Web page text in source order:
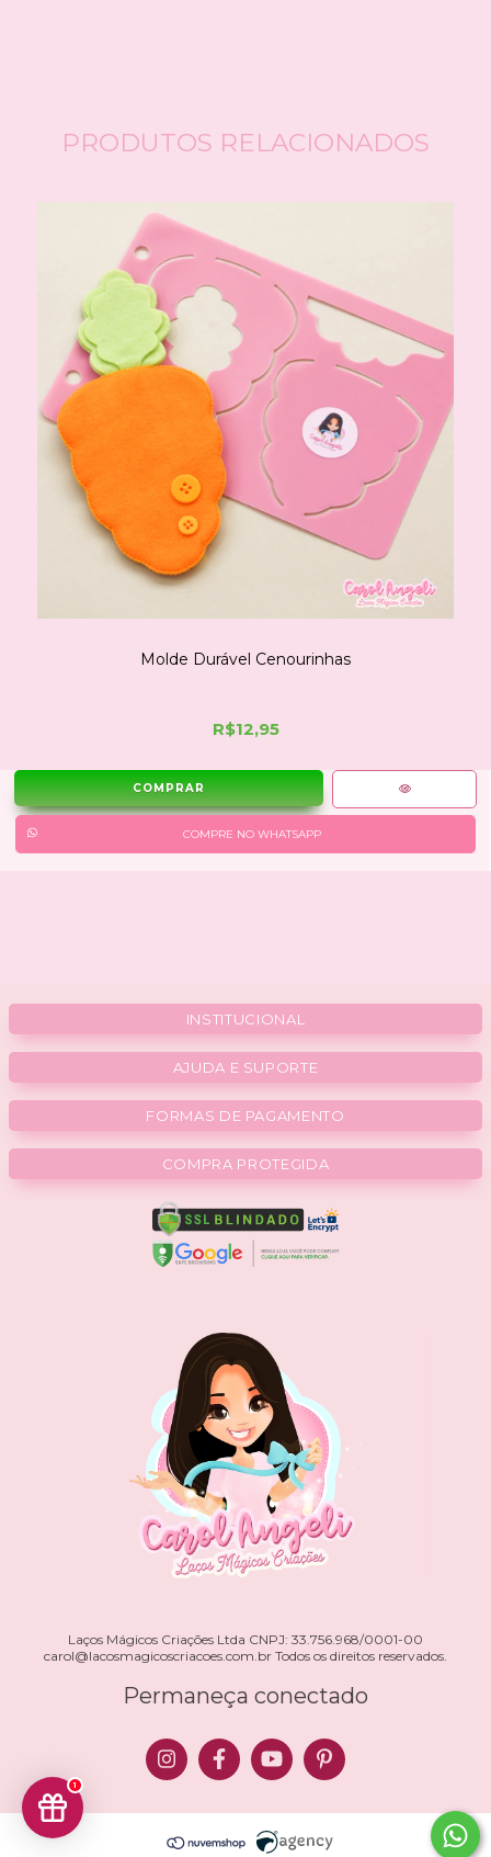
PRODUTOS RELACIONADOS
Molde Durável Cenourinhas
R$12,95
COMPRE NO WHATSAPP
INSTITUCIONAL
AJUDA E SUPORTE
FORMAS DE PAGAMENTO
COMPRA PROTEGIDA
Laços Mágicos Criações Ltda CNPJ: 33.756.968/0001-00
carol@lacosmagicoscriacoes.com.br Todos os direitos reservados.
Permaneça conectado
1